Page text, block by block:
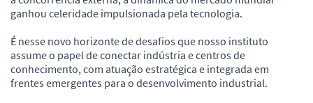
ganhou celeridade impulsionada pela tecnologia.
É nesse novo horizonte de desafios que nosso instituto
assume o papel de conectar indústria e centros de
conhecimento, com atuação estratégica e integrada em
frentes emergentes para o desenvolvimento industrial.